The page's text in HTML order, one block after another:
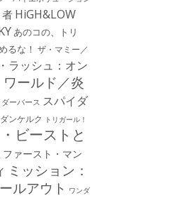
HiGH&LOW
あのコの、トリ
るな！ ザ・マミー／
ラッシュ：オン
ールド／炎
ーバース スパイダ
ダンケルク トリガール！
ビーストと
ファースト・マン
ミッション：
ルアウト ワンダ